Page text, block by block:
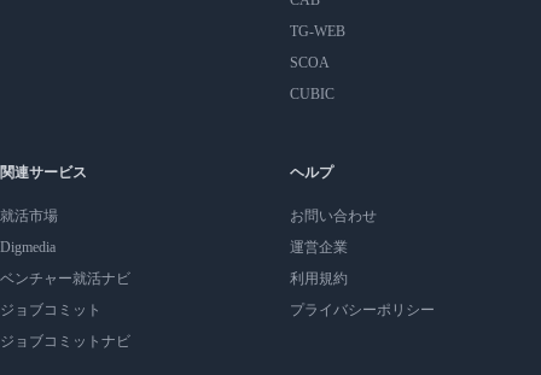
TG-WEB
SCOA
CUBIC
関連サービス
就活市場
Digmedia
ベンチャー就活ナビ
ジョブコミット
ジョブコミットナビ
ヘルプ
お問い合わせ
運営企業
利用規約
プライバシーポリシー